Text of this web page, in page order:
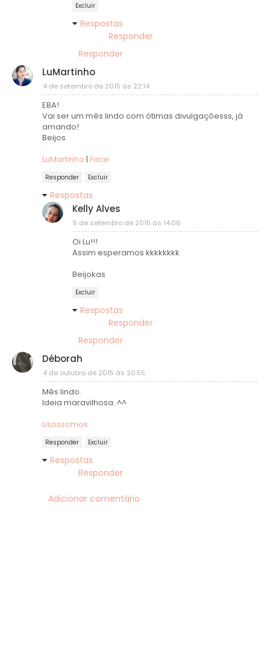
Excluir
Respostas
Responder
Responder
LuMartinho
4 de setembro de 2015 às 22:14
EBA!
Vai ser um mês lindo com ótimas divulgaçõesss, já
amando!
Beijos
LuMartinho | Face
Responder Excluir
Respostas
Kelly Alves
5 de setembro de 2015 às 14:06
Oi Lu!!!
Assim esperamos kkkkkkkk
Beijokas
Excluir
Respostas
Responder
Responder
Déborah
4 de outubro de 2015 às 20:55
Mês lindo.
Ideia maravilhosa. ^^
Lisossomos
Responder Excluir
Respostas
Responder
Adicionar comentário